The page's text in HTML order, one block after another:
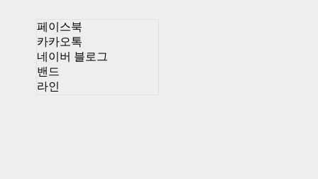
페이스북
카카오톡
네이버 블로그
밴드
라인